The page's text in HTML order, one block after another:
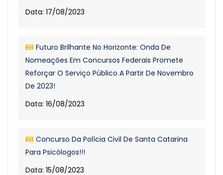
Data: 17/08/2023
Futuro Brilhante No Horizonte: Onda De
Nomeações Em Concursos Federais Promete
Reforçar O Serviço Público A Partir De Novembro
De 2023!
Data: 16/08/2023
Concurso Da Polícia Civil De Santa Catarina
Para Psicólogos!!!
Data: 15/08/2023